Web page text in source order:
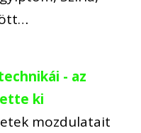
- az
ki
mozdulatait